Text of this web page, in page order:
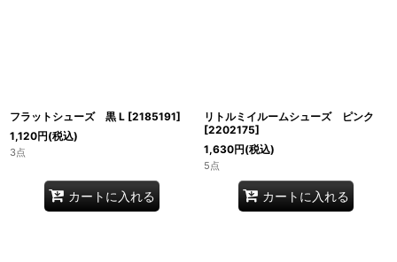
フラットシューズ 黒 L [2185191]
1,120円(税込)
3点
カートに入れる
リトルミイルームシューズ ピンク
[2202175]
1,630円(税込)
5点
カートに入れる